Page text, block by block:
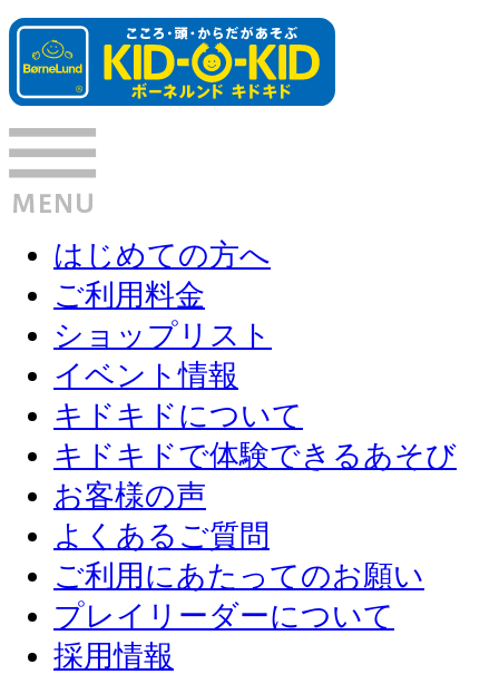
はじめての方へ
ご利用料金
ショップリスト
イベント情報
キドキドについて
キドキドで体験できるあそび
お客様の声
よくあるご質問
ご利用にあたってのお願い
プレイリーダーについて
採用情報